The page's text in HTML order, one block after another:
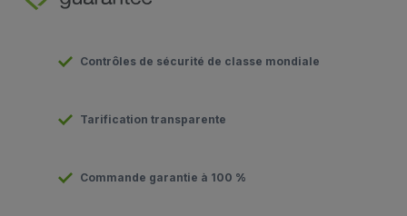
Contrôles de sécurité de classe mondiale
Tarification transparente
Commande garantie à 100 %